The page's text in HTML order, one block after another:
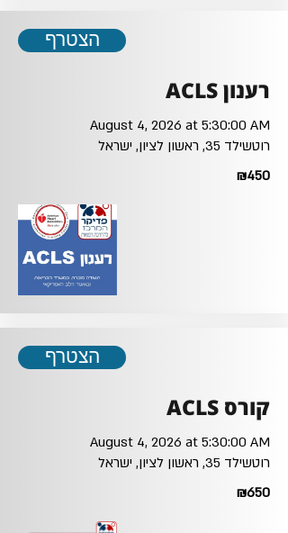
הצטרף
רענון ACLS
August 4, 2026 at 5:30:00 AM
רוטשילד 35, ראשון לציון, ישראל
₪450
הצטרף
קורס ACLS
August 4, 2026 at 5:30:00 AM
רוטשילד 35, ראשון לציון, ישראל
₪650